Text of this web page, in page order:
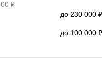
₽
до 230 000 ₽
до 100 000 ₽